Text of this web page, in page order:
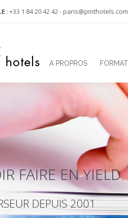
: +33 1 84 20 42 42 -
A PROPROS
FAIRE EN YIELD
DEPUIS 2001